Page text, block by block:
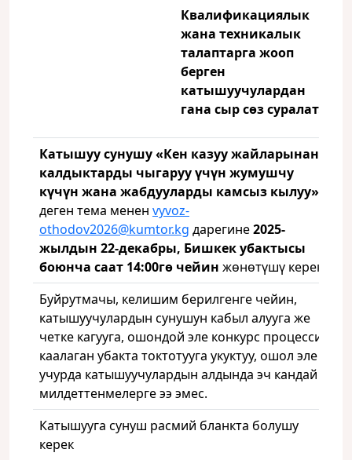
Квалификациялык
жана техникалык
талаптарга жооп
берген
катышуучулардан
гана сыр сөз суралат.
Катышуу сунушу«Кен казуу жайларынан
калдыктарды чыгаруу үчүн жумушчу
күчүн жана жабдууларды камсыз кылуу»
деген тема менен vyvoz-
othodov2026@kumtor.kg дарегине2025-
жылдын 22-декабры, Бишкек убактысы
боюнча саат 14:00гө чейин жөнөтүшү керек.
Буйрутмачы, келишим берилгенге чейин,
катышуучулардын сунушун кабыл алууга же
четке кагууга, ошондой эле конкурс процессин
каалаган убакта токтотууга укуктуу, ошол эле
учурда катышуучулардын алдында эч кандай
милдеттенмелерге ээ эмес.
Катышууга сунуш расмий бланкта болушу
керек